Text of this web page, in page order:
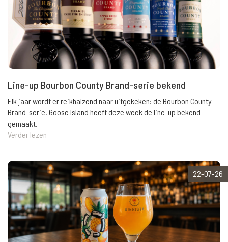
Line-up Bourbon County Brand-serie bekend
Elk jaar wordt er reikhalzend naar uitgekeken: de Bourbon County
Brand-serie. Goose Island heeft deze week de line-up bekend
gemaakt.
Verder lezen
22-07-26